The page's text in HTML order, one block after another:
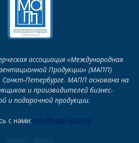
ассоциация «Международная
Продукции» (МАПП)
Санкт-Петербурге. МАПП основана на
и производителей бизнес-
и подарочной продукции.
с нами: info@iapp-spb.org